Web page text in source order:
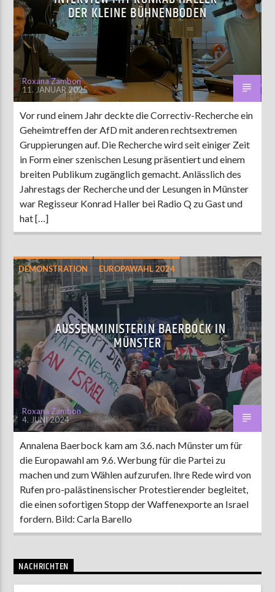
DER KLEINE BÜHNENBODEN
Roxana Zambon
11. JANUAR 2025
Vor rund einem Jahr deckte die Correctiv-Recherche ein
Geheimtreffen der AfD mit anderen rechtsextremen
Gruppierungen auf. Die Recherche wird seit einiger Zeit
in Form einer szenischen Lesung präsentiert und einem
breiten Publikum zugänglich gemacht. Anlässlich des
Jahrestags der Recherche und der Lesungen in Münster
war Regisseur Konrad Haller bei Radio Q zu Gast und
hat […]
DEMONSTRATION EUROPAWAHL 2024
MÜNSTER POLITIK
AUSSENMINISTERIN BAERBOCK IN M
ÜNSTER
Roxana Zambon
4. JUNI 2024
Annalena Baerbock kam am 3.6. nach Münster um für
die Europawahl am 9.6. Werbung für die Partei zu
machen und zum Wählen aufzurufen. Ihre Rede wird von
Rufen pro-palästinensischer Protestierender begleitet,
die einen sofortigen Stopp der Waffenexporte an Israel
fordern. Bild: Carla Barello
NACHRICHTEN